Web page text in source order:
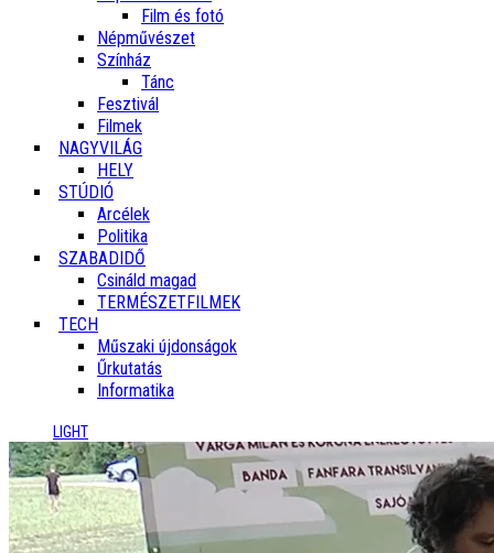
Film és fotó
Népművészet
Színház
Tánc
Fesztivál
Filmek
NAGYVILÁG
HELY
STÚDIÓ
Arcélek
Politika
SZABADIDŐ
Csináld magad
TERMÉSZETFILMEK
TECH
Műszaki újdonságok
Űrkutatás
Informatika
LIGHT